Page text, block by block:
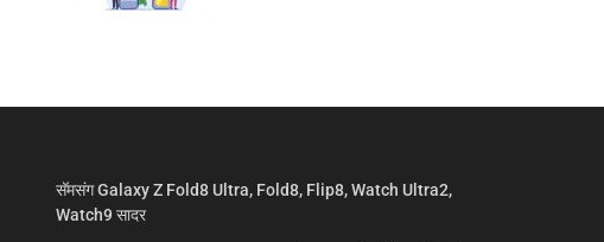
सॅमसंग Galaxy Z Fold8 Ultra, Fold8, Flip8, Watch Ultra2,
Watch9 सादर